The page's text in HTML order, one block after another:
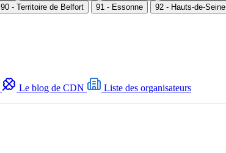
90 - Territoire de Belfort 91 - Essonne 92 - Hauts-de-Seine
Le blog de CDN Liste des organisateurs